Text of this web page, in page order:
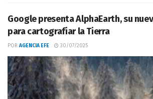
Google presenta AlphaEarth, su
para cartografiar la Tierra
POR AGENCIA EFE 30/07/2025